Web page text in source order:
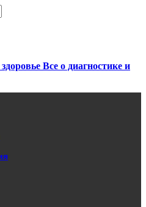
Все о диагностике и